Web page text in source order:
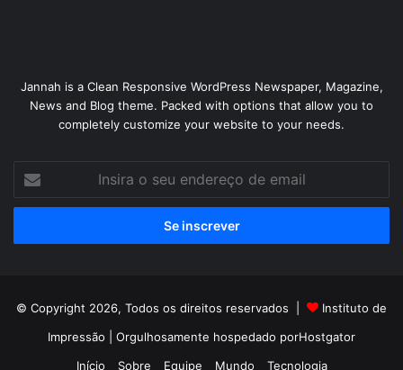
Jannah is a Clean Responsive WordPress Newspaper, Magazine,
News and Blog theme. Packed with options that allow you to
completely customize your website to your needs.
seu
de
© Copyright 2026, Todos os direitos reservados |
Instituto de
Impressão | Orgulhosamente hospedado porHostgator
Início
Sobre Equipe Mundo Tecnologia